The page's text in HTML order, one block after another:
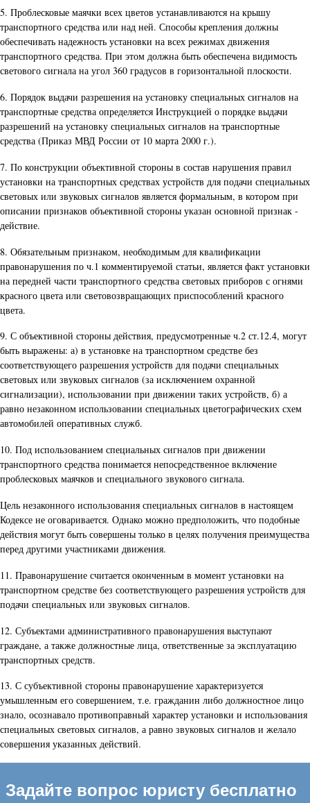
5. Проблесковые маячки всех цветов устанавливаются на крышу
транспортного средства или над ней. Способы крепления должны
обеспечивать надежность установки на всех режимах движения
транспортного средства. При этом должна быть обеспечена видимость
светового сигнала на угол 360 градусов в горизонтальной плоскости.
6. Порядок выдачи разрешения на установку специальных сигналов на
транспортные средства определяется Инструкцией о порядке выдачи
разрешений на установку специальных сигналов на транспортные
средства (Приказ МВД России от 10 марта 2000 г.).
7. По конструкции объективной стороны в состав нарушения правил
установки на транспортных средствах устройств для подачи специальных
световых или звуковых сигналов является формальным, в котором при
описании признаков объективной стороны указан основной признак -
действие.
8. Обязательным признаком, необходимым для квалификации
правонарушения по ч.1 комментируемой статьи, является факт установки
на передней части транспортного средства световых приборов с огнями
красного цвета или световозвращающих приспособлений красного
цвета.
9. С объективной стороны действия, предусмотренные ч.2 ст.12.4, могут
быть выражены: а) в установке на транспортном средстве без
соответствующего разрешения устройств для подачи специальных
световых или звуковых сигналов (за исключением охранной
сигнализации), использовании при движении таких устройств, б) а
равно незаконном использовании специальных цветографических схем
автомобилей оперативных служб.
10. Под использованием специальных сигналов при движении
транспортного средства понимается непосредственное включение
проблесковых маячков и специального звукового сигнала.
Цель незаконного использования специальных сигналов в настоящем
Кодексе не оговаривается. Однако можно предположить, что подобные
действия могут быть совершены только в целях получения преимущества
перед другими участниками движения.
11. Правонарушение считается оконченным в момент установки на
транспортном средстве без соответствующего разрешения устройств для
подачи специальных или звуковых сигналов.
12. Субъектами административного правонарушения выступают
граждане, а также должностные лица, ответственные за эксплуатацию
транспортных средств.
13. С субъективной стороны правонарушение характеризуется
умышленным его совершением, т.е. гражданин либо должностное лицо
знало, осознавало противоправный характер установки и использования
специальных световых сигналов, а равно звуковых сигналов и желало
совершения указанных действий.